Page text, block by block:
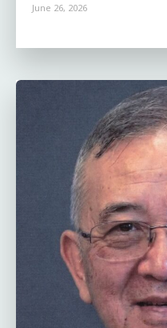
June 26, 2026